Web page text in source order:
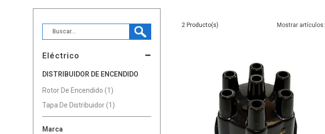
Eléctrico
DISTRIBUIDOR DE ENCENDIDO
Rotor De Encendido (1)
Tapa De Distribuidor (1)
Marca
2 Mostrar artículos: